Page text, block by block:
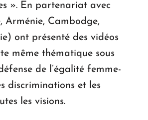
». En partenariat avec
Arménie, Cambodge,
ont présenté des vidéos
même thématique sous
de l’égalité femme-
discriminations et les
les visions.